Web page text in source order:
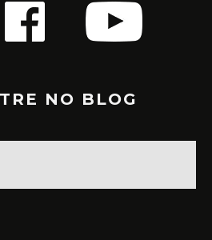
NO BLOG